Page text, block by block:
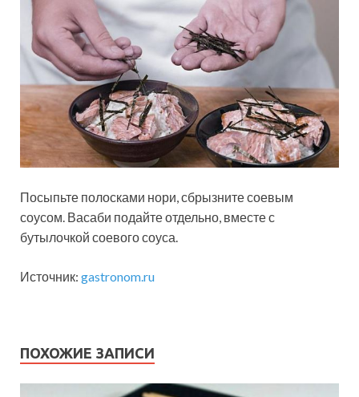
Посыпьте полосками нори, сбрызните соевым
соусом. Васаби подайте отдельно, вместе с
бутылочкой соевого соуса.
Источник: gastronom.ru
ПОХОЖИЕ ЗАПИСИ